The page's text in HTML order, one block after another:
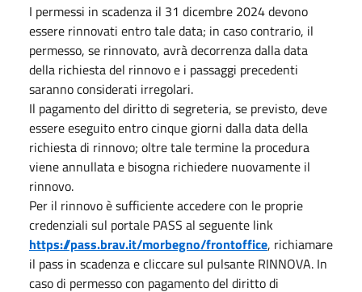
I permessi in scadenza il 31 dicembre 2024 devono
essere rinnovati entro tale data; in caso contrario, il
permesso, se rinnovato, avrà decorrenza dalla data
della richiesta del rinnovo e i passaggi precedenti
saranno considerati irregolari.
Il pagamento del diritto di segreteria, se previsto, deve
essere eseguito entro cinque giorni dalla data della
richiesta di rinnovo; oltre tale termine la procedura
viene annullata e bisogna richiedere nuovamente il
rinnovo.
Per il rinnovo è sufficiente accedere con le proprie
credenziali sul portale PASS al seguente link
https://pass.brav.it/morbegno/frontoffice, richiamare
il pass in scadenza e cliccare sul pulsante RINNOVA. In
caso di permesso con pagamento del diritto di